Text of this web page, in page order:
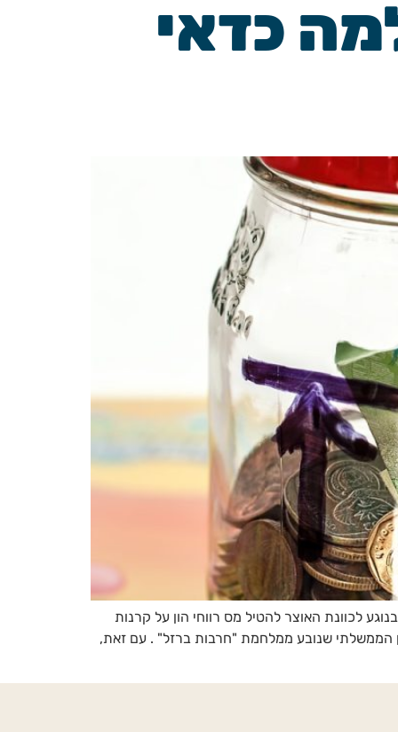
כדאי
ער בתקשורת בנוגע לתוכניות משרד האוצר, באמצעות חוק ההסדרים לשנת 2025 , ובמיוחד בנוגע לכוונת האוצר להטיל מס רווחי הון על קרנות
הממשלתי שנובע ממלחמת "חרבות ברזל" . עם זאת,